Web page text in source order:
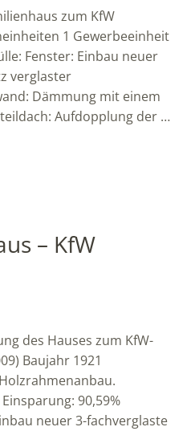
zum KfW
1 Gewerbeeinheit
Fenster: Einbau neuer
verglaster
Dämmung mit einem
Aufdopplung der …
– KfW
des Hauses zum KfW-
Baujahr 1921
90,59%
neuer 3-fachverglaste